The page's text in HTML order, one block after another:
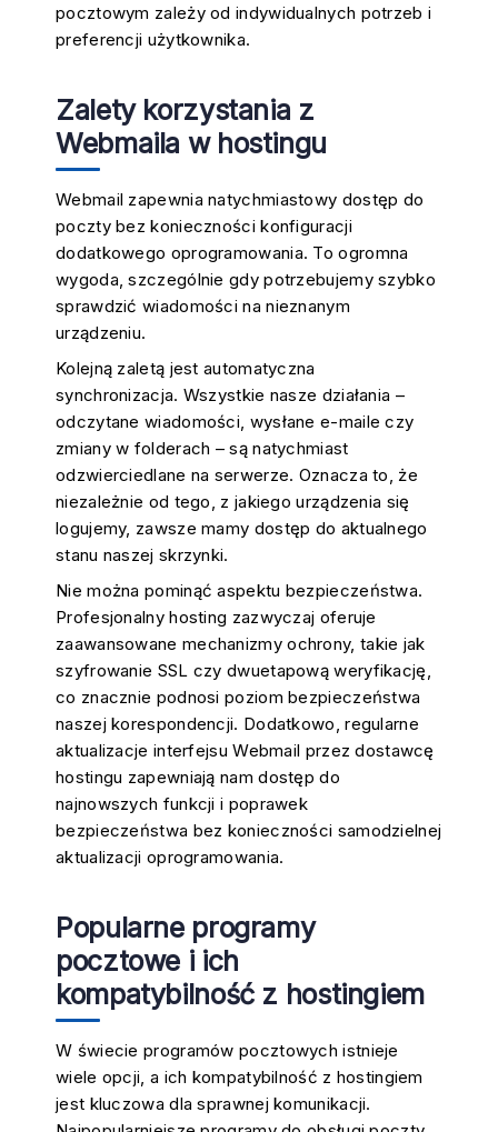
pocztowym zależy od indywidualnych potrzeb i
preferencji użytkownika.
Zalety korzystania z
Webmaila w hostingu
Webmail zapewnia natychmiastowy dostęp do
poczty bez konieczności konfiguracji
dodatkowego oprogramowania. To ogromna
wygoda, szczególnie gdy potrzebujemy szybko
sprawdzić wiadomości na nieznanym
urządzeniu.
Kolejną zaletą jest automatyczna
synchronizacja. Wszystkie nasze działania –
odczytane wiadomości, wysłane e-maile czy
zmiany w folderach – są natychmiast
odzwierciedlane na serwerze. Oznacza to, że
niezależnie od tego, z jakiego urządzenia się
logujemy, zawsze mamy dostęp do aktualnego
stanu naszej skrzynki.
Nie można pominąć aspektu bezpieczeństwa.
Profesjonalny hosting zazwyczaj oferuje
zaawansowane mechanizmy ochrony, takie jak
szyfrowanie SSL czy dwuetapową weryfikację,
co znacznie podnosi poziom bezpieczeństwa
naszej korespondencji. Dodatkowo, regularne
aktualizacje interfejsu Webmail przez dostawcę
hostingu zapewniają nam dostęp do
najnowszych funkcji i poprawek
bezpieczeństwa bez konieczności samodzielnej
aktualizacji oprogramowania.
Popularne programy
pocztowe i ich
kompatybilność z hostingiem
W świecie programów pocztowych istnieje
wiele opcji, a ich kompatybilność z hostingiem
jest kluczowa dla sprawnej komunikacji.